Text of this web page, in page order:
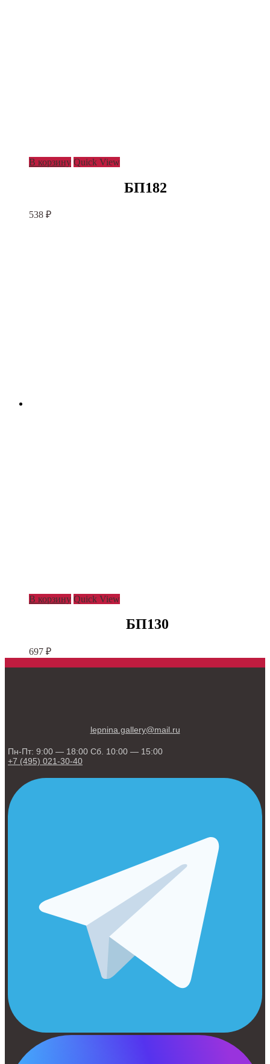
В корзину Quick View
БП182
538 ₽
В корзину Quick View
БП130
697 ₽
lepnina.gallery@mail.ru
Пн-Пт: 9:00 — 18:00 Сб. 10:00 — 15:00
+7 (495) 021-30-40